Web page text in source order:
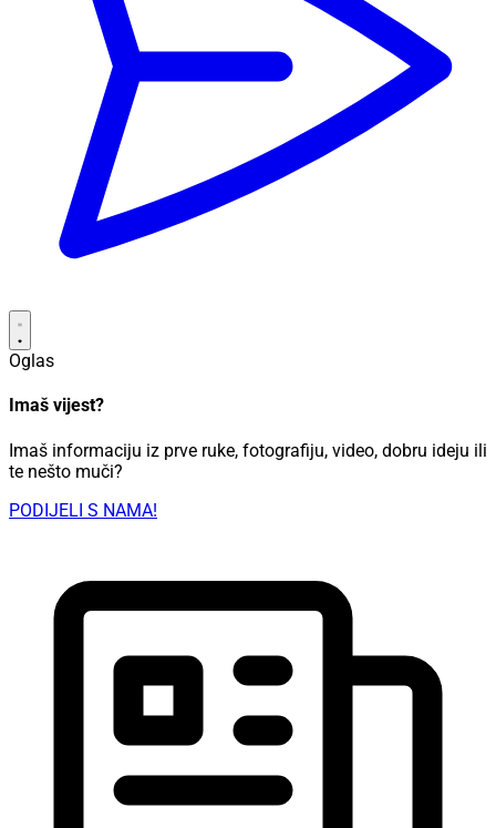
Oglas
Imaš vijest?
Imaš informaciju iz prve ruke, fotografiju, video, dobru ideju ili
te nešto muči?
PODIJELI S NAMA!